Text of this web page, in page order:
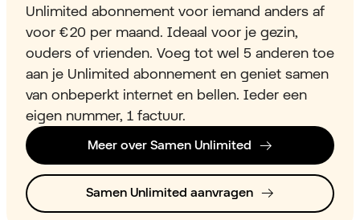
Unlimited abonnement voor iemand anders af
voor € 20 per maand. Ideaal voor je gezin,
ouders of vrienden. Voeg tot wel 5 anderen toe
aan je Unlimited abonnement en geniet samen
van onbeperkt internet en bellen. Ieder een
eigen nummer, 1 factuur.
Meer over Samen Unlimited
Samen Unlimited aanvragen